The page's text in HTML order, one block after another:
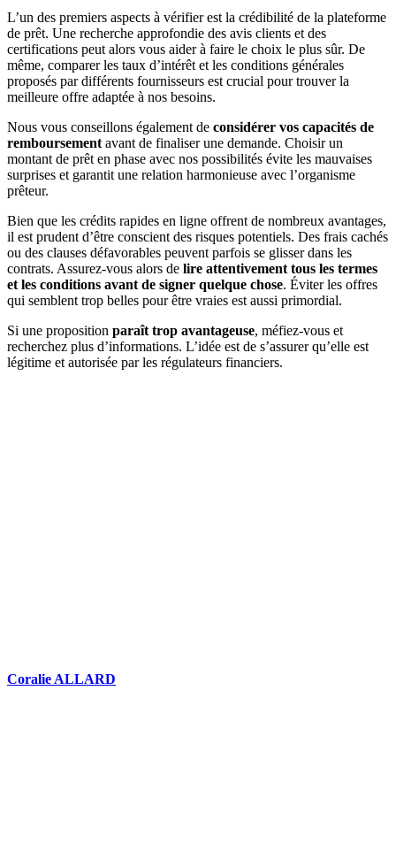
L’un des premiers aspects à vérifier est la crédibilité de la plateforme
de prêt. Une recherche approfondie des avis clients et des
certifications peut alors vous aider à faire le choix le plus sûr. De
même, comparer les taux d’intérêt et les conditions générales
proposés par différents fournisseurs est crucial pour trouver la
meilleure offre adaptée à nos besoins.
Nous vous conseillons également de considérer vos capacités de
remboursement avant de finaliser une demande. Choisir un
montant de prêt en phase avec nos possibilités évite les mauvaises
surprises et garantit une relation harmonieuse avec l’organisme
prêteur.
Bien que les crédits rapides en ligne offrent de nombreux avantages,
il est prudent d’être conscient des risques potentiels. Des frais cachés
ou des clauses défavorables peuvent parfois se glisser dans les
contrats. Assurez-vous alors de lire attentivement tous les termes
et les conditions avant de signer quelque chose. Éviter les offres
qui semblent trop belles pour être vraies est aussi primordial.
Si une proposition paraît trop avantageuse, méfiez-vous et
recherchez plus d’informations. L’idée est de s’assurer qu’elle est
légitime et autorisée par les régulateurs financiers.
Coralie ALLARD